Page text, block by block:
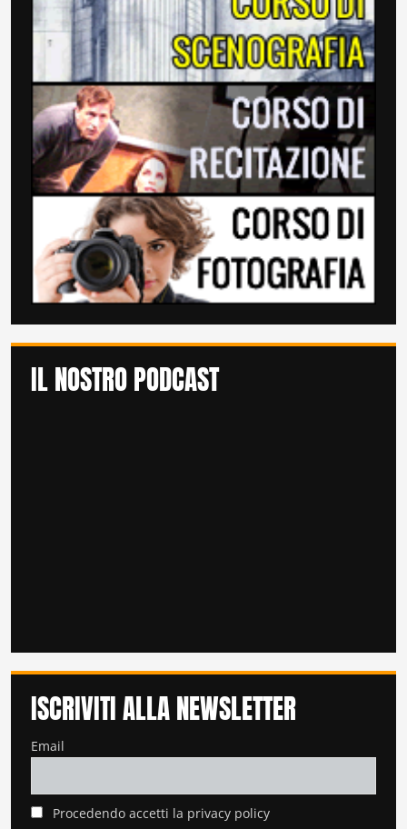
IL NOSTRO PODCAST
ISCRIVITI ALLA NEWSLETTER
Email
Procedendo accetti la privacy policy